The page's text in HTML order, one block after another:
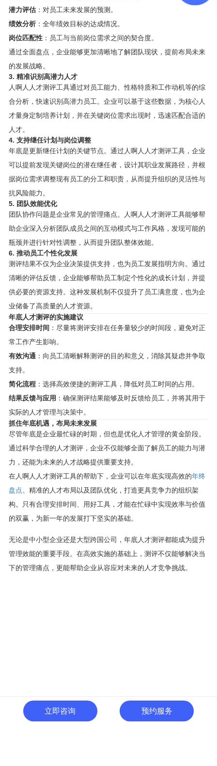
潜力评估：对员工未来发展的预测。
绩效分析：全年绩效目标的达成情况。
岗位匹配性：员工与当前岗位需求之间的契合度。
通过全面盘点，企业能够更加清晰地了解团队现状，提前布局未来
的发展战略。
3. 精准识别高潜力人才
人啊人人才测评工具通过对员工能力、性格特质和工作动机等的综
合分析，快速识别高潜力员工。企业可以基于这些数据，为核心人
才量身定制培养计划，并在关键岗位需求出现时，迅速匹配合适的
人才。
4. 支持继任计划与岗位调整
年底是更新继任计划的关键节点。通过人啊人人才测评工具，企业
可以提前发现关键岗位的潜在继任者，设计其职业发展路径，并根
据岗位需求调整现有员工的分工和职责，从而提升组织的灵活性与
抗风险能力。
5. 团队效能优化
团队协作问题是企业常见的管理痛点。人啊人人才测评工具能够帮
助企业深入分析团队成员之间的互动模式与工作风格，发现可能的
瓶颈并进行针对性调整，从而提升团队整体效能。
6. 推动员工个性化发展
测评结果不仅为企业决策提供支持，也为员工发展指明方向。通过
清晰的评估反馈，企业能够帮助员工制定个性化的成长计划，并提
供必要的资源支持。这种发展机制不仅提升了员工满意度，也为企
业储备了高质量的人才资源。
年底人才测评的实施建议
合理安排时间：尽量将测评安排在任务量较少的时间段，避免对正
常工作产生影响。
有效沟通 ：向员工清晰解释测评的目的和意义，消除其疑虑并争取
支持。
简化流程：选择高效便捷的测评工具，降低对员工时间的占用。
结果反馈与应用 ：确保测评结果能够及时反馈给员工，并将其用于
实际的人才管理与决策中。
抓住年底机遇，布局未来发展
尽管年底是企业最忙碌的时期，但也是优化人才管理的黄金阶段。
通过科学合理的人才测评，企业不仅能够全面了解员工的能力与潜
力，还能为未来的人才战略提供重要支持。
在人啊人人才测评工具的帮助下，企业可以在年底实现高效的年终
盘点 、精准的人才布局以及团队优化，打造更具竞争力的组织架
构。只有合理安排时间、用好工具，才能在忙碌中实现效率与价值
的双赢，为新一年的发展打下坚实的基础。
无论是中小型企业还是大型跨国公司，年底人才测评都能成为提升
管理效能的重要手段。在高效实施的基础上，测评不仅能够解决当
下的管理痛点，更能帮助企业从容应对未来的人才竞争挑战。
全国热线: 400-996-0801
立即咨询 预约服务